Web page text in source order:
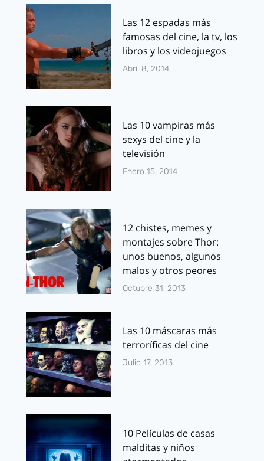
Las 12 espadas más
famosas del cine, la tv, los
libros y los videojuegos
Abril 8, 2014
Las 10 vampiras más
sexys del cine y la
televisión
Enero 15, 2014
12 chistes, memes y
montajes sobre Thor:
unos buenos, algunos
malos y otros peores
Octubre 31, 2013
Las 10 máscaras más
terroríficas del cine
Julio 17, 2013
10 Películas de casas
malditas y niños